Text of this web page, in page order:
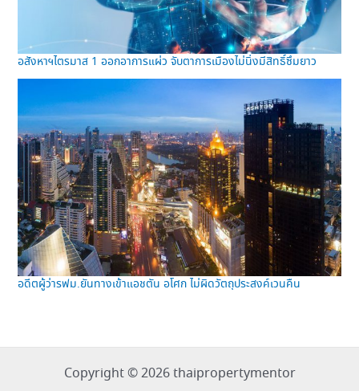
อสังหาฯไตรมาส 1 ออกอาการแผ่ว จับตาการเมืองไม่นิ่งมีสิทธิ์ซึมยาว
อดีตผู้ว่ารฟม.ยันทางเข้าแอชตัน อโศก ไม่ผิดวัตถุประสงค์เวนคืน
Copyright © 2026 thaipropertymentor